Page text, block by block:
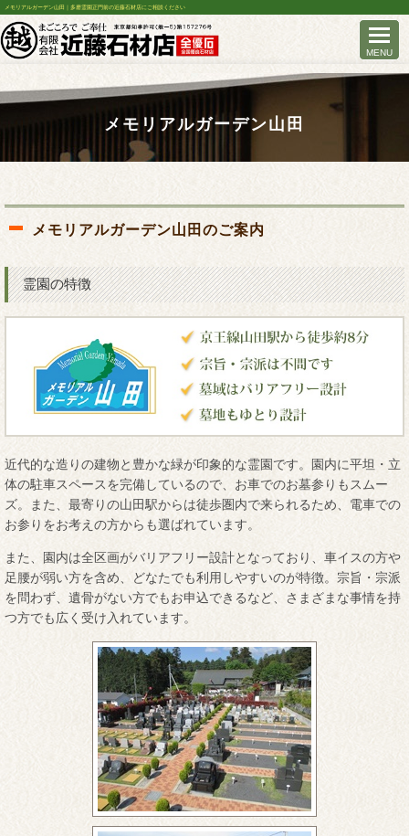
メモリアルガーデン山田｜多磨霊園正門前の近藤石材店にご相談ください
メモリアルガーデン山田
メモリアルガーデン山田のご案内
霊園の特徴
近代的な造りの建物と豊かな緑が印象的な霊園です。園内に平坦・立
体の駐車スペースを完備しているので、お車でのお墓参りもスムー
ズ。また、最寄りの山田駅からは徒歩圏内で来られるため、電車での
お参りをお考えの方からも選ばれています。
また、園内は全区画がバリアフリー設計となっており、車イスの方や
足腰が弱い方を含め、どなたでも利用しやすいのが特徴。宗旨・宗派
を問わず、遺骨がない方でもお申込できるなど、さまざまな事情を持
つ方でも広く受け入れています。